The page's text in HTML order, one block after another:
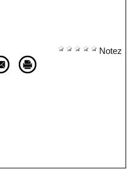
Notez